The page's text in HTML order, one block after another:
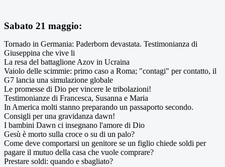
Sabato 21 maggio:
Tornado in Germania: Paderborn devastata. Testimonianza di
Giuseppina che vive li
La resa del battaglione Azov in Ucraina
Vaiolo delle scimmie: primo caso a Roma; "contagi" per contatto, il
G7 lancia una simulazione globale
Le promesse di Dio per vincere le tribolazioni!
Testimonianze di Francesca, Susanna e Maria
In America molti stanno preparando un passaporto secondo.
Consigli per una gravidanza dawn!
I bambini Dawn ci insegnano l'amore di Dio
Gesù è morto sulla croce o su di un palo?
Come deve comportarsi un genitore se un figlio chiede soldi per
pagare il mutuo della casa che vuole comprare?
Prestare soldi: quando e sbagliato?